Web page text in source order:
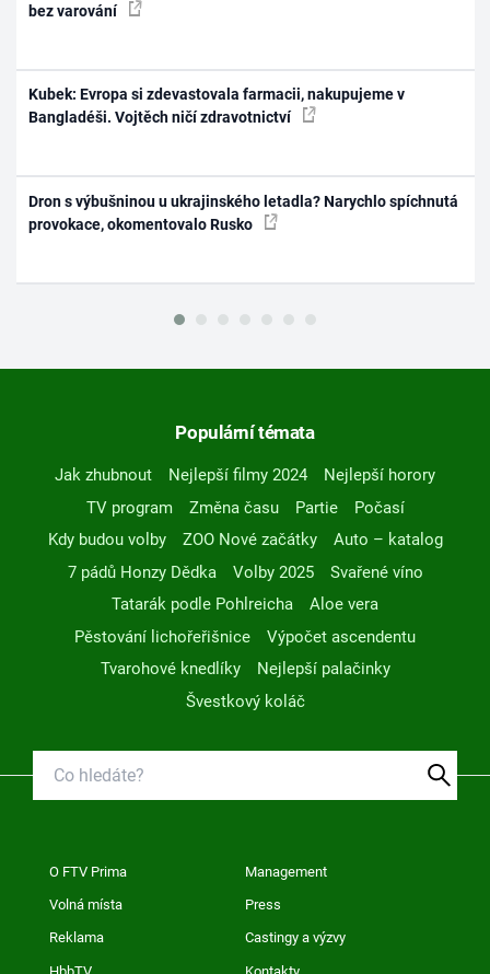
bez varování
Kubek: Evropa si zdevastovala farmacii, nakupujeme v
Bangladéši. Vojtěch ničí zdravotnictví
Dron s výbušninou u ukrajinského letadla? Narychlo spíchnutá
provokace, okomentovalo Rusko
Populární témata
Jak zhubnout Nejlepší filmy 2024
Nejlepší horory
TV program
Změna času Partie
Počasí
Kdy budou volby
ZOO Nové začátky
Auto – katalog
7 pádů Honzy Dědka
Volby 2025
Svařené víno
Tatarák podle Pohlreicha
Aloe vera
Pěstování lichořeřišnice
Výpočet ascendentu
Tvarohové knedlíky
Nejlepší palačinky
Švestkový koláč
O FTV Prima Management
Volná místa Press
Reklama Castingy a výzvy